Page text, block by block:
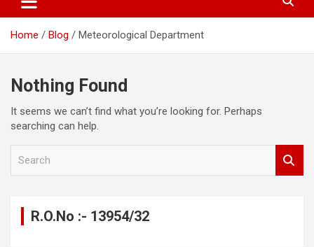
Home Blog Meteorological Department
Nothing Found
It seems we can’t find what you’re looking for. Perhaps
searching can help.
R.O.No :- 13954/32